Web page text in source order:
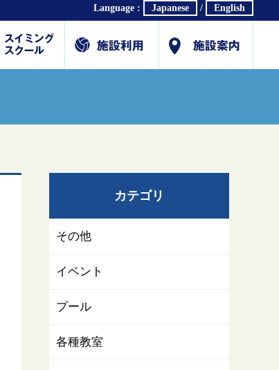
Language : Japanese / English
カテゴリ
その他
イベント
プール
各種教室